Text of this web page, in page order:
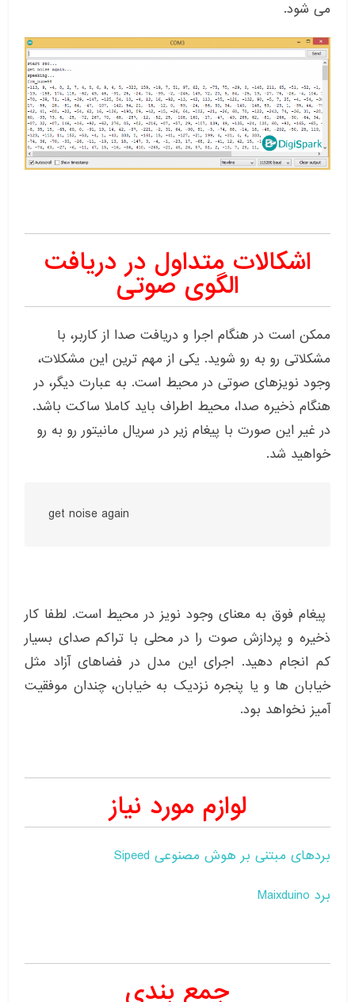
می شود.
اشکالات متداول در دریافت
الگوی صوتی
ممکن است در هنگام اجرا و دریافت صدا از کاربر، با
مشکلاتی رو به رو شوید. یکی از مهم ترین این مشکلات،
وجود نویزهای صوتی در محیط است. به عبارت دیگر، در
هنگام ذخیره صدا، محیط اطراف باید کاملا ساکت باشد.
در غیر این صورت با پیغام زیر در سریال مانیتور رو به رو
خواهید شد.
get noise again
پیغام فوق به معنای وجود نویز در محیط است. لطفا کار
ذخیره و پردازش صوت را در محلی با تراکم صدای بسیار
کم انجام دهید. اجرای این مدل در فضاهای آزاد مثل
خیابان ها و یا پنجره نزدیک به خیابان، چندان موفقیت
آمیز نخواهد بود.
لوازم مورد نیاز
بردهای مبتنی بر هوش مصنوعی Sipeed
برد Maixduino
جمع بندی